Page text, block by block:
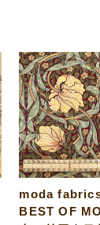
moda
BEST OF